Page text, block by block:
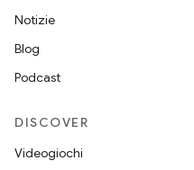
Notizie
Blog
Podcast
DISCOVER
Videogiochi